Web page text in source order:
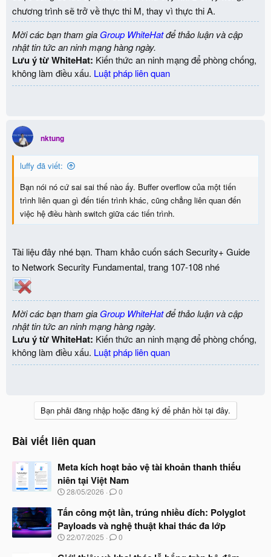
chương trình sẽ trở về thực thi M, thay vì thực thi A.
Mời các bạn tham gia Group WhiteHatđể thảo luận và cập
nhật tin tức an ninh mạng hàng ngày.
Lưu ý từ WhiteHat: Kiến thức an ninh mạng để phòng chống,
không làm điều xấu. Luật pháp liên quan
nktung
luffy đã viết:
Bạn nói nó cứ sai sai thế nào ấy. Buffer overflow của một tiến
trình liên quan gì đến tiến trình khác, cũng chẳng liên quan đến
việc hệ điều hành switch giữa các tiến trình.
Tài liệu đây nhé bạn. Tham khảo cuốn sách Security+ Guide
to Network Security Fundamental, trang 107-108 nhé
Mời các bạn tham gia Group WhiteHatđể thảo luận và cập
nhật tin tức an ninh mạng hàng ngày.
Lưu ý từ WhiteHat: Kiến thức an ninh mạng để phòng chống,
không làm điều xấu. Luật pháp liên quan
Bạn phải đăng nhập hoặc đăng ký để phản hồi tại đây.
Bài viết liên quan
Meta kích hoạt bảo vệ tài khoản thanh thiếu
niên tại Việt Nam
N
à
b
ắ
28/05/2026 0
Tấn công một lần, trúng nhiều đích: Polyglot
Payloads và nghệ thuật khai thác đa lớp
N
22/07/2025 0